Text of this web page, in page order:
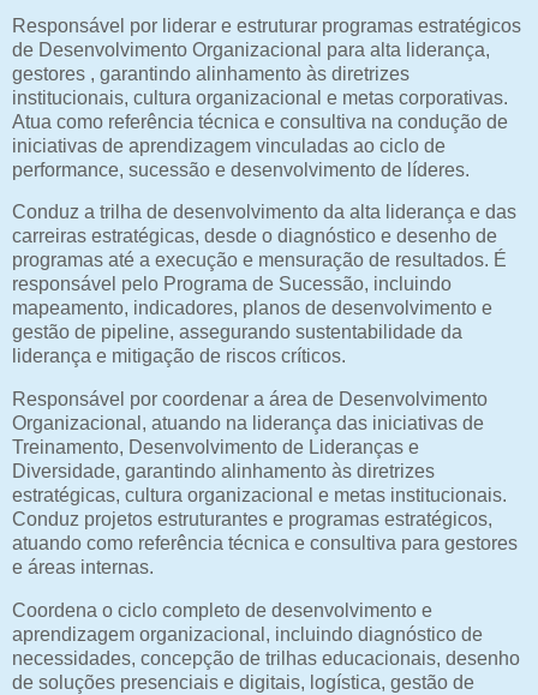
Responsável por liderar e estruturar programas estratégicos
de Desenvolvimento Organizacional para alta liderança,
gestores , garantindo alinhamento às diretrizes
institucionais, cultura organizacional e metas corporativas.
Atua como referência técnica e consultiva na condução de
iniciativas de aprendizagem vinculadas ao ciclo de
performance, sucessão e desenvolvimento de líderes.
Conduz a trilha de desenvolvimento da alta liderança e das
carreiras estratégicas, desde o diagnóstico e desenho de
programas até a execução e mensuração de resultados. É
responsável pelo Programa de Sucessão, incluindo
mapeamento, indicadores, planos de desenvolvimento e
gestão de pipeline, assegurando sustentabilidade da
liderança e mitigação de riscos críticos.
Responsável por coordenar a área de Desenvolvimento
Organizacional, atuando na liderança das iniciativas de
Treinamento, Desenvolvimento de Lideranças e
Diversidade, garantindo alinhamento às diretrizes
estratégicas, cultura organizacional e metas institucionais.
Conduz projetos estruturantes e programas estratégicos,
atuando como referência técnica e consultiva para gestores
e áreas internas.
Coordena o ciclo completo de desenvolvimento e
aprendizagem organizacional, incluindo diagnóstico de
necessidades, concepção de trilhas educacionais, desenho
de soluções presenciais e digitais, logística, gestão de